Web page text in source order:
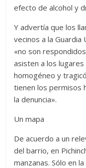
efecto de alcohol y
Y advertía que los
vecinos a la Guardia
«no son
asisten a los
homogéneo y
tienen los permisos
la denuncia».
Un mapa
De acuerdo a un
del barrio, en
manzanas. Sólo en